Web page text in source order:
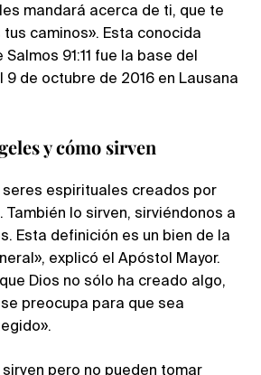
mandará acerca de ti, que te
caminos». Esta conocida
91:11 fue la base del
9 de octubre de 2016 en Lausana
y cómo sirven
seres espirituales creados por
También lo sirven, sirviéndonos a
Esta definición es un bien de la
explicó el Apóstol Mayor.
Dios no sólo ha creado algo,
preocupa para que sea
pero no pueden tomar